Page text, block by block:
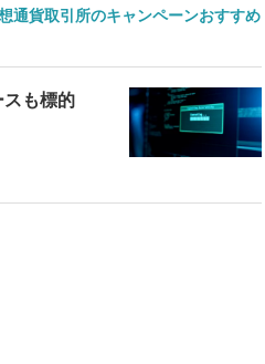
通貨取引所のキャンペーンおすすめ
スも標的